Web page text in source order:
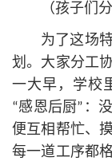
（孩子们
为了这场
划。大家分工
一大早，学校
“感恩后厨”：
便互相帮忙、
每一道工序都